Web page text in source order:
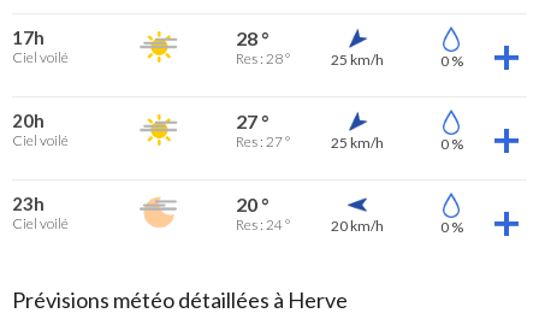
17h
Ciel voilé
28 °
Res : 28 ° 25 km/h 0 %
20h
Ciel voilé
27 °
Res : 27 ° 25 km/h 0 %
23h
Ciel voilé
20 °
Res : 24 ° 20 km/h 0 %
Prévisions météo détaillées à Herve